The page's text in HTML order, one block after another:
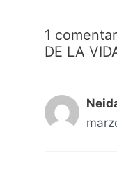
1
DE LA